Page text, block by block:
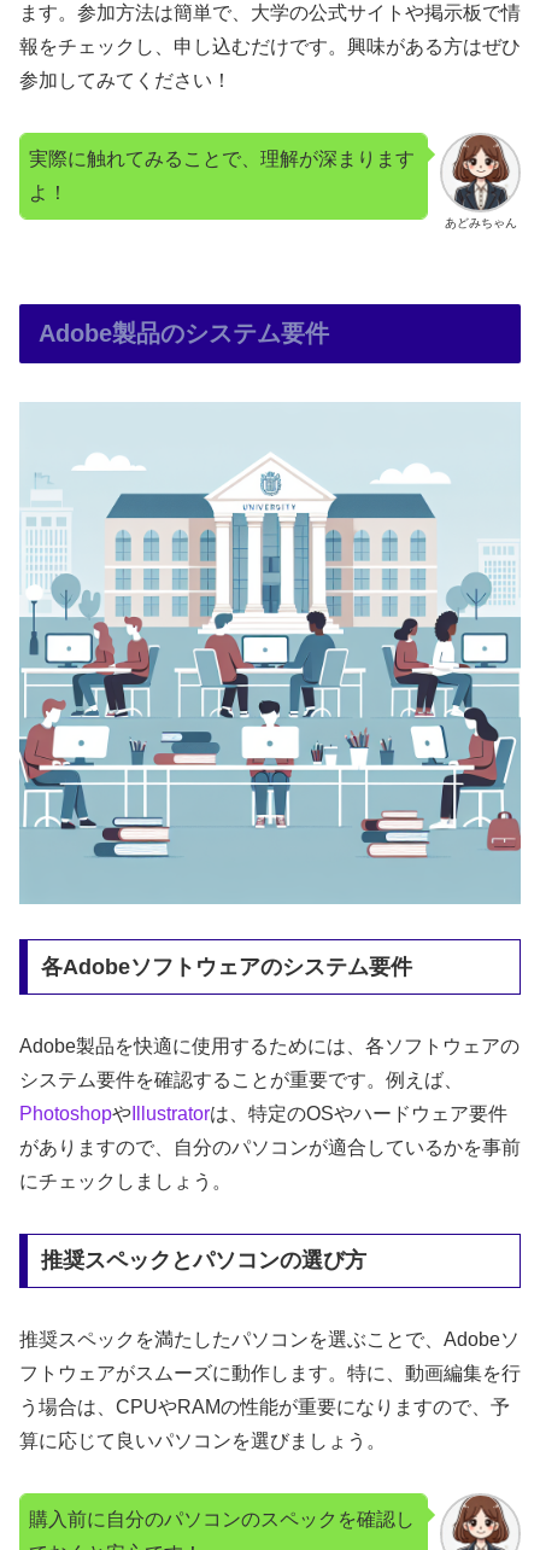
ます。参加方法は簡単で、大学の公式サイトや掲示板で情
報をチェックし、申し込むだけです。興味がある方はぜひ
参加してみてください！
あどみちゃん
実際に触れてみることで、理解が深まります
よ！
Adobe製品のシステム要件
各Adobeソフトウェアのシステム要件
Adobe製品を快適に使用するためには、各ソフトウェアの
システム要件を確認することが重要です。例えば、
Photoshopや Illustratorは、特定のOSやハードウェア要件
がありますので、自分のパソコンが適合しているかを事前
にチェックしましょう。
推奨スペックとパソコンの選び方
推奨スペックを満たしたパソコンを選ぶことで、Adobeソ
フトウェアがスムーズに動作します。特に、動画編集を行
う場合は、CPUやRAMの性能が重要になりますので、予
算に応じて良いパソコンを選びましょう。
購入前に自分のパソコンのスペックを確認し